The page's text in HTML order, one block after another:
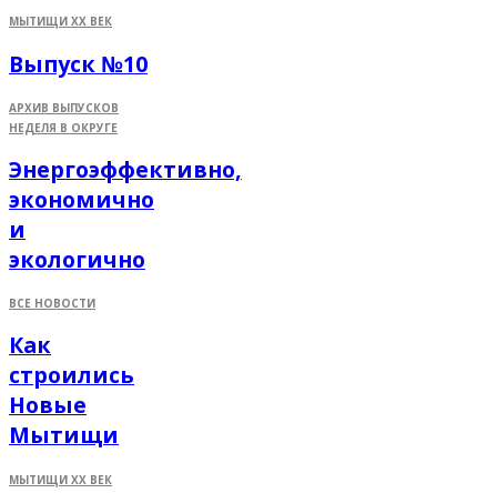
МЫТИЩИ XX ВЕК
Выпуск №10
АРХИВ ВЫПУСКОВ
НЕДЕЛЯ В ОКРУГЕ
Энергоэффективно,
экономично
и
экологично
ВСЕ НОВОСТИ
Как
строились
Новые
Мытищи
МЫТИЩИ XX ВЕК